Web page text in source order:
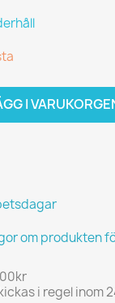
I
om produkten
i regel inom